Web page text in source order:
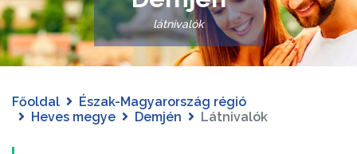
látnivalók
Főoldal
Észak-Magyarország régió
Heves megye
Demjén Látnivalók